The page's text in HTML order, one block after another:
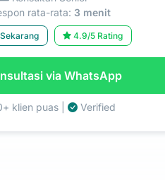
rata-rata: 3 menit
4.9/5 Rating
via WhatsApp
klien puas | Verified